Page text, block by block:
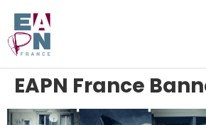
EAPN France